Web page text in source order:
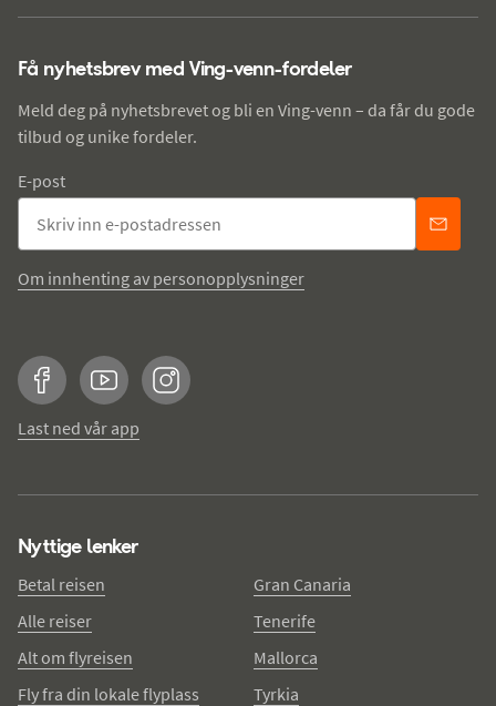
Få nyhetsbrev med Ving-venn-fordeler
Meld deg på nyhetsbrevet og bli en Ving-venn – da får du gode
tilbud og unike fordeler.
E-post
Om innhenting av personopplysninger
FacebookYouTubeInstagram
Last ned vår app
Nyttige lenker
Betal reisen
Alle reiser
Alt om flyreisen
Fly fra din lokale flyplass
Gran Canaria
Tenerife
Mallorca
Tyrkia